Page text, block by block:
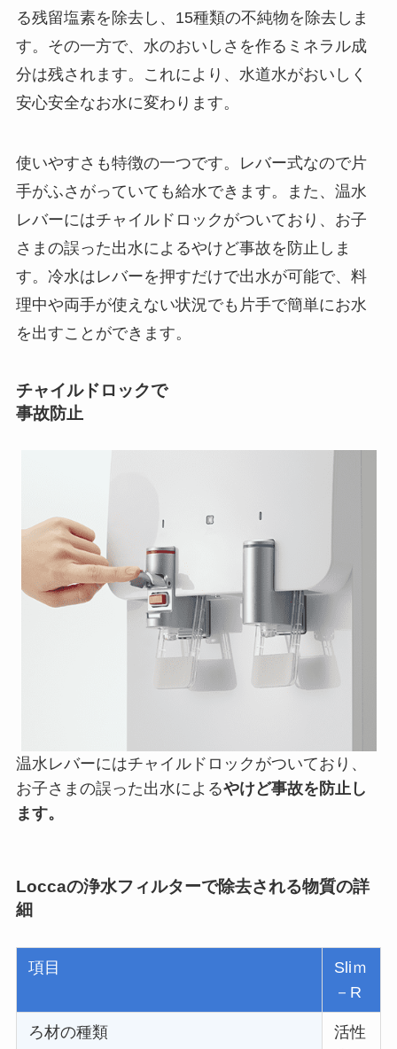
る残留塩素を除去し、15種類の不純物を除去しま
す。その一方で、水のおいしさを作るミネラル成
分は残されます。これにより、水道水がおいしく
安心安全なお水に変わります。
使いやすさも特徴の一つです。レバー式なので片
手がふさがっていても給水できます。また、温水
レバーにはチャイルドロックがついており、お子
さまの誤った出水によるやけど事故を防止しま
す。冷水はレバーを押すだけで出水が可能で、料
理中や両手が使えない状況でも片手で簡単にお水
を出すことができます。
チャイルドロックで
事故防止
温水レバーにはチャイルドロックがついており、
お子さまの誤った出水によるやけど事故を防止し
ます。
Loccaの浄水フィルターで除去される物質の詳
細
項目
Sliｍ
－R
ろ材の種類
活性